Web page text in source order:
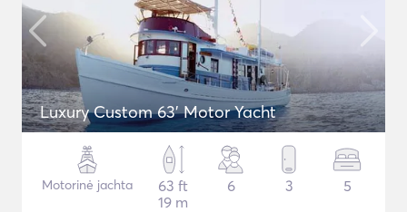
Luxury Custom 63' Motor Yacht
Motorinė jachta
63 ft
19 m
6 3 5